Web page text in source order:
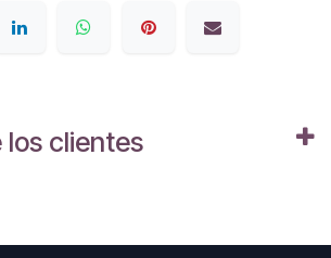
los clientes